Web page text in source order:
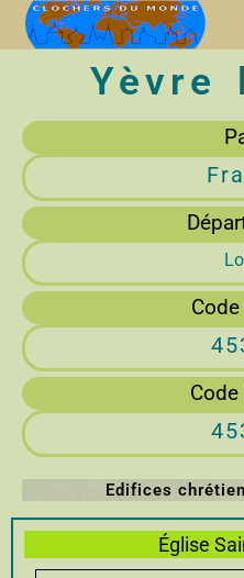
Yèvre
Code
Edifices
Église